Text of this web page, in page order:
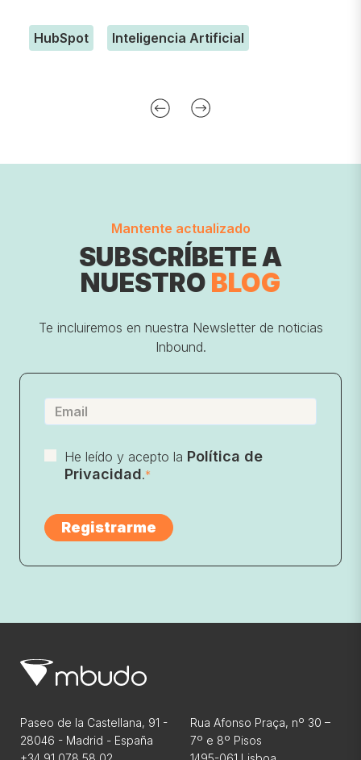
HubSpot Inteligencia Artificial
Mantente actualizado
SUBSCRÍBETE A
NUESTRO BLOG
Te incluiremos en nuestra Newsletter de noticias
Inbound.
He leído y acepto la Política de
Privacidad.*
Paseo de la Castellana, 91 -
28046 - Madrid - España
Rua Afonso Praça, nº 30 –
7º e 8º Pisos